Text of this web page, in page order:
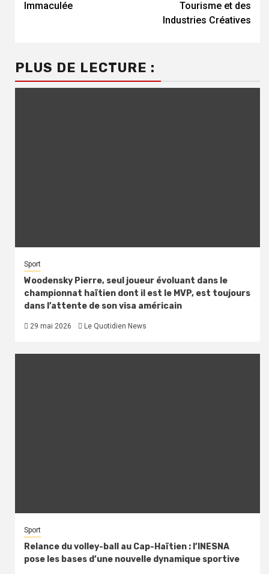
Immaculée
Tourisme et des
Industries Créatives
PLUS DE LECTURE :
Sport
Woodensky Pierre, seul joueur évoluant dans le
championnat haïtien dont il est le MVP, est toujours
dans l’attente de son visa américain
29 mai 2026 Le Quotidien News
Sport
Relance du volley-ball au Cap-Haïtien : l’INESNA
pose les bases d’une nouvelle dynamique sportive